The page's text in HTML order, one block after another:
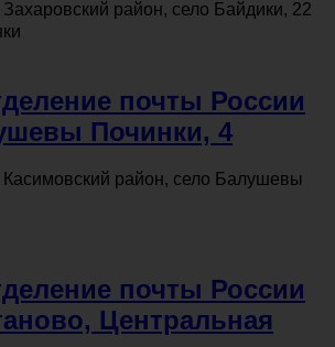
Захаровский район, село Байдики, 22
почты России
Починки, 4
Касимовский район, село Балушевы
почты России
Центральная